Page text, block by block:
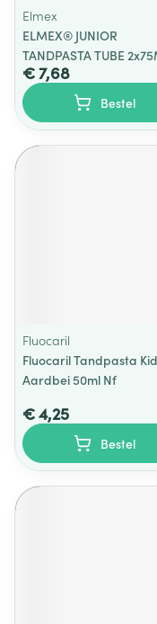
Elmex
ELMEX® JUNIOR
TANDPASTA TUBE
€ 7,68
Bestel
Fluocaril
Fluocaril Tandpasta
Aardbei 50ml Nf
€ 4,25
Bestel